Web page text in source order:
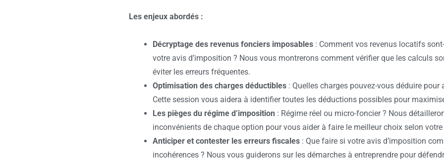
Les enjeux abordés :
Décryptage des revenus fonciers imposables : Comment vos revenus locatifs
votre avis d’imposition ? Nous vous montrerons comment vérifier que les calculs
éviter les erreurs fréquentes.
Optimisation des charges déductibles : Quelles charges pouvez-vous déduire pour
Cette session vous aidera à identifier toutes les déductions possibles pour
Les pièges du régime d’imposition : Régime réel ou micro-foncier ? Nous
inconvénients de chaque option pour vous aider à faire le meilleur choix selon
Anticiper et contester les erreurs fiscales : Que faire si votre avis d’imposition
incohérences ? Nous vous guiderons sur les démarches à entreprendre pour